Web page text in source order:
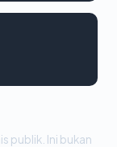
publik. Ini bukan